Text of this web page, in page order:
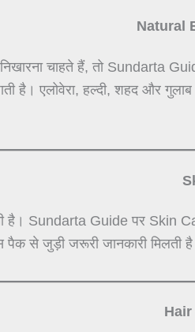
Natural
चाहते हैं, तो Sundarta
है। एलोवेरा, हल्दी, शहद और
है। Sundarta Guide पर Skin
से जुड़ी जरूरी जानकारी मिलती
Hair